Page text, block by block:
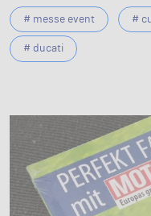
# messe event #
# ducati